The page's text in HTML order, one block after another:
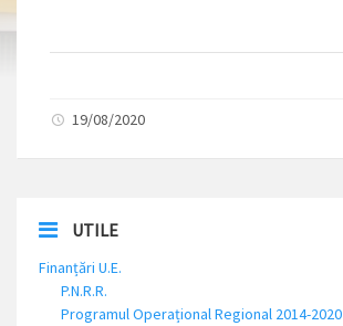
19/08/2020
UTILE
Finanțări U.E.
P.N.R.R.
Programul Operațional Regional 2014-2020